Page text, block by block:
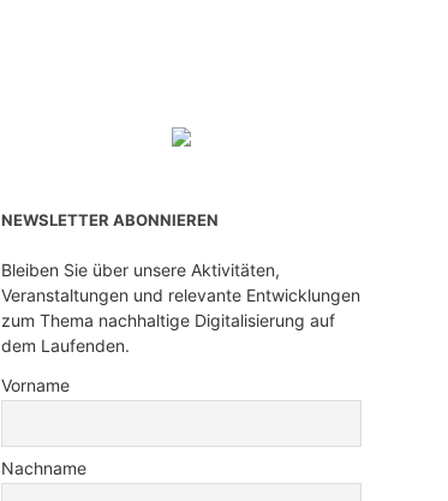
NEWSLETTER ABONNIEREN
Bleiben Sie über unsere Aktivitäten,
Veranstaltungen und relevante Entwicklungen
zum Thema nachhaltige Digitalisierung auf
dem Laufenden.
Vorname
Nachname